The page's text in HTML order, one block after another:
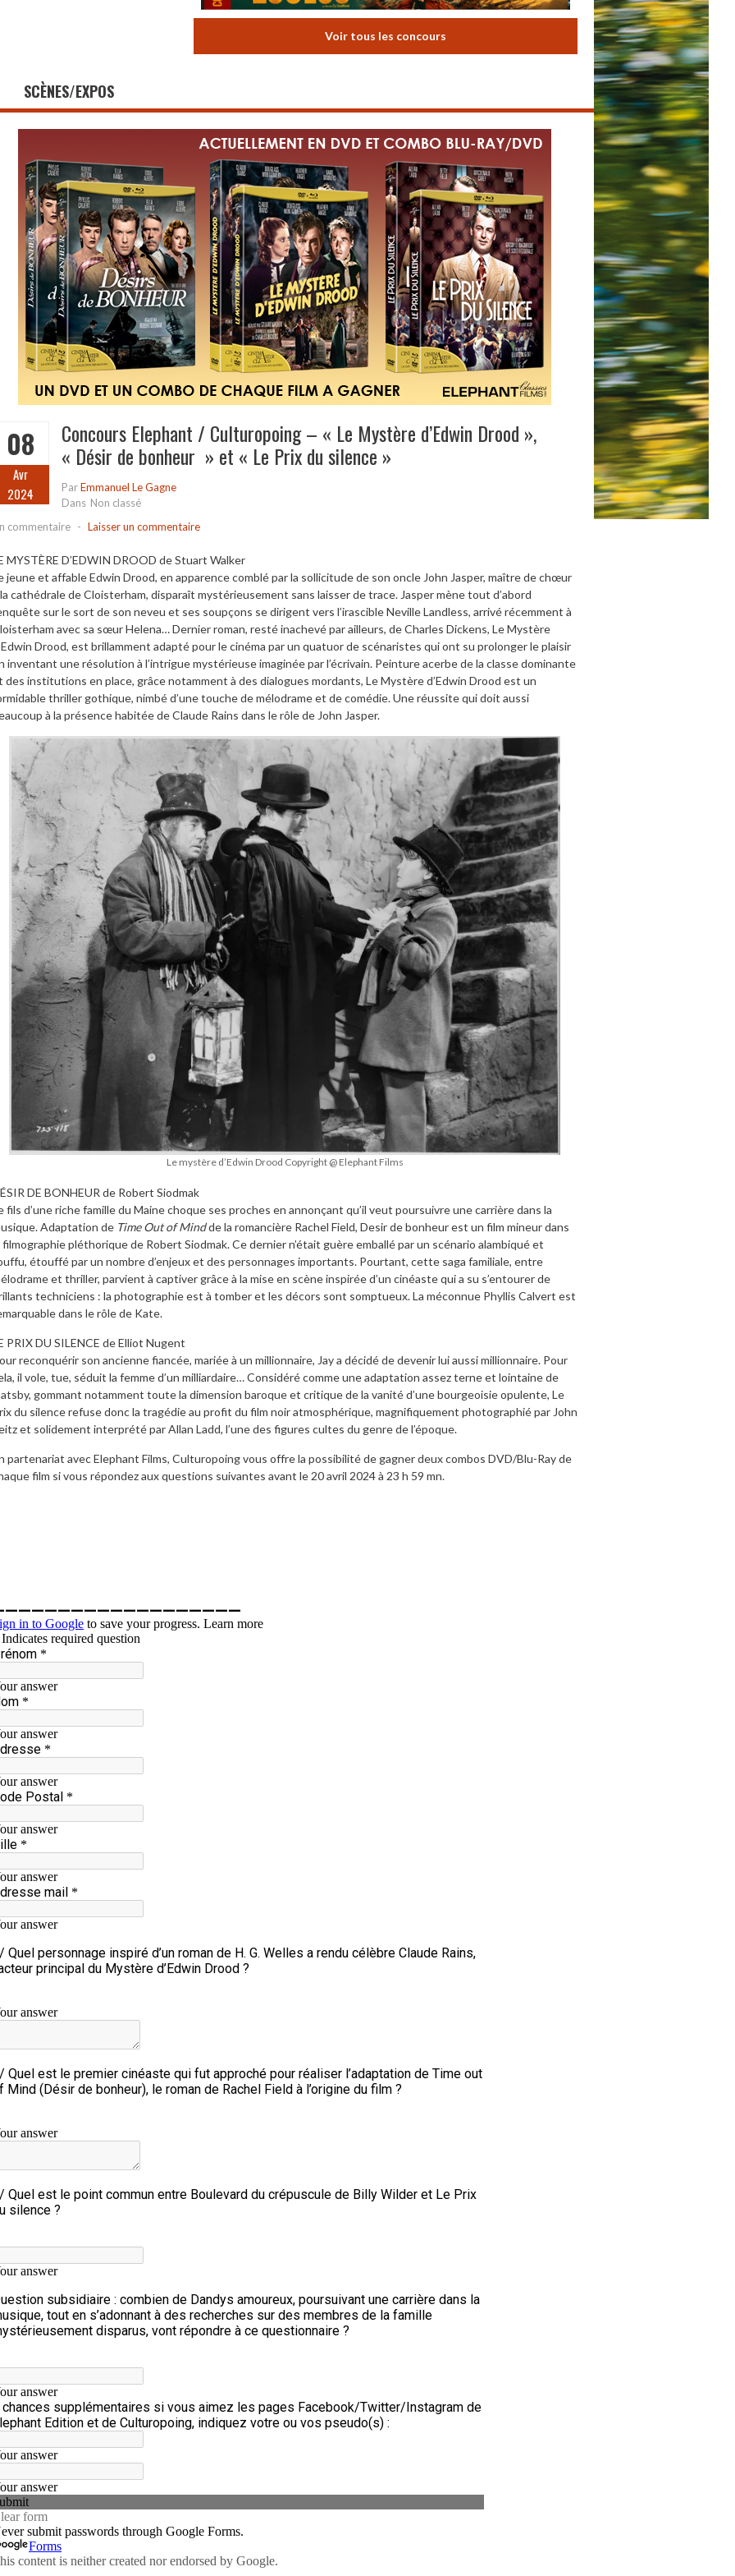
Voir tous les concours
SCÈNES/EXPOS
08
Avr
2024
Concours Elephant / Culturopoing – « Le Mystère d’Edwin Drood »,
« Désir de bonheur » et « Le Prix du silence »
ParEmmanuel Le Gagne
Dans Non classé
commentaire - Laisser un commentaire
MYSTÈRE D’EDWIN DROOD de Stuart Walker
jeune et affable Edwin Drood, en apparence comblé par la sollicitude de son oncle John Jasper, maître de chœur
cathédrale de Cloisterham, disparaît mystérieusement sans laisser de trace. Jasper mène tout d’abord
sur le sort de son neveu et ses soupçons se dirigent vers l’irascible Neville Landless, arrivé récemment à
avec sa sœur Helena… Dernier roman, resté inachevé par ailleurs, de Charles Dickens, Le Mystère
Drood, est brillamment adapté pour le cinéma par un quatuor de scénaristes qui ont su prolonger le plaisir
inventant une résolution à l’intrigue mystérieuse imaginée par l’écrivain. Peinture acerbe de la classe dominante
des institutions en place, grâce notamment à des dialogues mordants, Le Mystère d’Edwin Drood est un
thriller gothique, nimbé d’une touche de mélodrame et de comédie. Une réussite qui doit aussi
à la présence habitée de Claude Rains dans le rôle de John Jasper.
Le mystère d’Edwin Drood Copyright @ Elephant Films
DE BONHEUR de Robert Siodmak
fils d’une riche famille du Maine choque ses proches en annonçant qu’il veut poursuivre une carrière dans la
Adaptation de Time Out of Mindde la romancière Rachel Field, Desir de bonheur est un film mineur dans
filmographie pléthorique de Robert Siodmak. Ce dernier n’était guère emballé par un scénario alambiqué et
étouffé par un nombre d’enjeux et des personnages importants. Pourtant, cette saga familiale, entre
et thriller, parvient à captiver grâce à la mise en scène inspirée d’un cinéaste qui a su s’entourer de
techniciens : la photographie est à tomber et les décors sont somptueux. La méconnue Phyllis Calvert est
dans le rôle de Kate.
PRIX DU SILENCE de Elliot Nugent
reconquérir son ancienne fiancée, mariée à un millionnaire, Jay a décidé de devenir lui aussi millionnaire. Pour
il vole, tue, séduit la femme d’un milliardaire… Considéré comme une adaptation assez terne et lointaine de
gommant notamment toute la dimension baroque et critique de la vanité d’une bourgeoisie opulente, Le
du silence refuse donc la tragédie au profit du film noir atmosphérique, magnifiquement photographié par John
et solidement interprété par Allan Ladd, l’une des figures cultes du genre de l’époque.
partenariat avec Elephant Films, Culturopoing vous offre la possibilité de gagner deux combos DVD/Blu-Ray de
film si vous répondez aux questions suivantes avant le 20 avril 2024 à 23 h 59 mn.